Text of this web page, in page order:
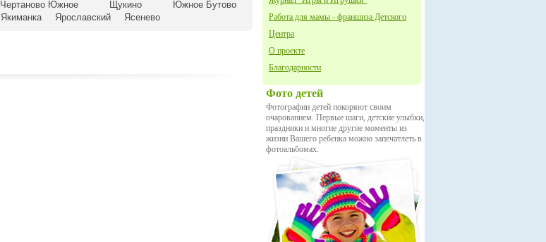
Работа для мамы - франшиза Детского
Центра
О проекте
Благодарности
Фото детей
Фотографии детей покоряют своим
очарованием. Первые шаги, детские улыбки,
праздники и многие другие моменты из
жизни Вашего ребенка можно запечатлеть в
фотоальбомах.
Чертаново Южное Щукино
Южное Бутово
Якиманка Ярославский Ясенево